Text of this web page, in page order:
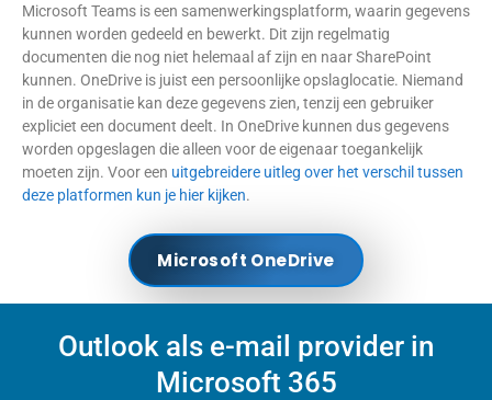
Microsoft Teams is een samenwerkingsplatform, waarin gegevens
kunnen worden gedeeld en bewerkt. Dit zijn regelmatig
documenten die nog niet helemaal af zijn en naar SharePoint
kunnen. OneDrive is juist een persoonlijke opslaglocatie. Niemand
in de organisatie kan deze gegevens zien, tenzij een gebruiker
expliciet een document deelt. In OneDrive kunnen dus gegevens
worden opgeslagen die alleen voor de eigenaar toegankelijk
moeten zijn. Voor een uitgebreidere uitleg over het verschil tussen
deze platformen kun je hier kijken.
Microsoft OneDrive
Outlook als e-mail provider in
Microsoft 365